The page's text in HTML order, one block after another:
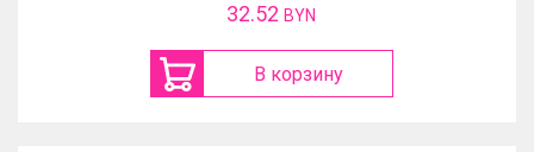
32.52 BYN
В корзину